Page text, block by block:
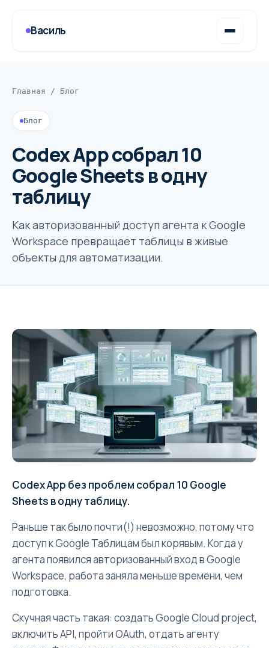
Василь
Главная / Блог
Блог
Codex App собрал 10
Google Sheets в одну
таблицу
Как авторизованный доступ агента к Google
Workspace превращает таблицы в живые
объекты для автоматизации.
Codex App без проблем собрал 10 Google
Sheets в одну таблицу.
Раньше так было почти(!) невозможно, потому что
доступ к Google Таблицам был корявым. Когда у
агента появился авторизованный вход в Google
Workspace, работа заняла меньше времени, чем
подготовка.
Скучная часть такая: создать Google Cloud project,
включить API, пройти OAuth, отдать агенту